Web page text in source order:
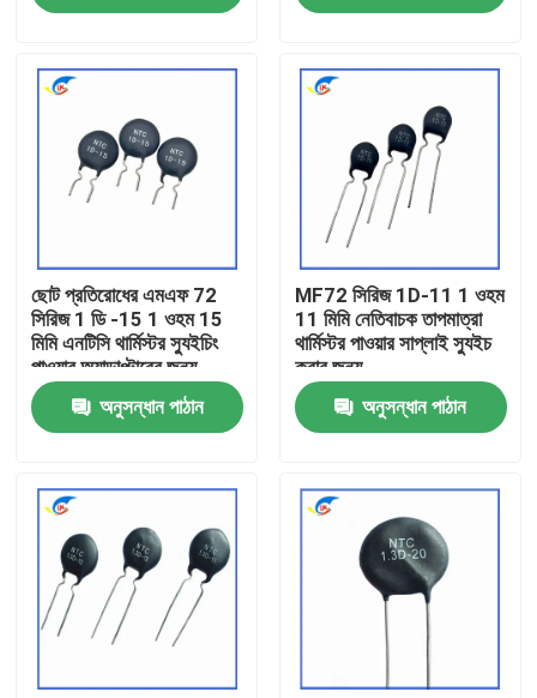
পণ্য
ভিডিও
কারখানা পরিদর্শন
গুণমান নিয়ন্ত্রণ
খবর
মামলা
পিটিসি থার্মিস্টর
ছোট প্রতিরোধের এমএফ 72
সিরিজ 1 ডি -15 1 ওহম 15
মিমি এনটিসি থার্মিস্টর স্যুইচিং
পাওয়ার অ্যাডাপ্টারের জন্য
উপযুক্ত
অনুসন্ধান পাঠান
MF72 সিরিজ 1D-11 1 ওহম
11 মিমি নেতিবাচক তাপমাত্রা
থার্মিস্টর পাওয়ার সাপ্লাই স্যুইচ
করার জন্য
অনুসন্ধান পাঠান